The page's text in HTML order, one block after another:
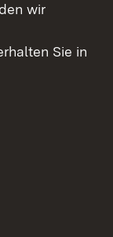
wir
Sie in